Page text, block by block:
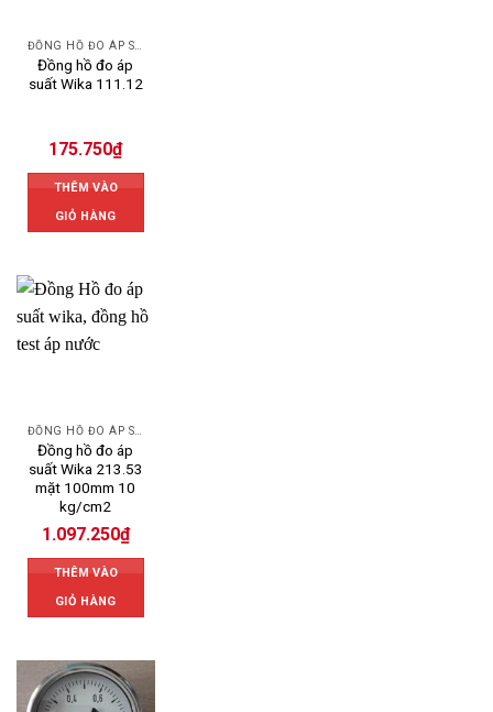
ĐỒNG HỒ ĐO ÁP SUẤT
Đồng hồ đo áp
suất Wika 111.12
175.750₫
THÊM VÀO
GIỎ HÀNG
ĐỒNG HỒ ĐO ÁP SUẤT
Đồng hồ đo áp
suất Wika 213.53
mặt 100mm 10
kg/cm2
1.097.250₫
THÊM VÀO
GIỎ HÀNG